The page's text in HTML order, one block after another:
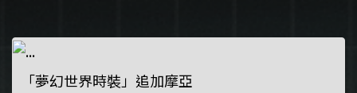
「夢幻世界時裝」追加摩亞